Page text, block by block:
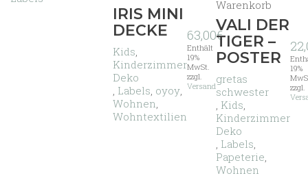
können
IRIS MINI
DECKE
Kids,
Kinderzimmer
Deko
, Labels, oyoy,
Wohnen,
Wohntextilien
63,00€
Enthält
19%
MwSt.
zzgl.
Versand
Warenkorb
VALI DER
TIGER –
POSTER
gretas
schwester
, Kids,
Kinderzimmer
Deko
, Labels,
Papeterie,
Wohnen
19%
zzgl.